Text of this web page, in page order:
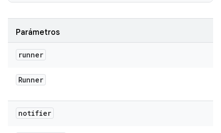
Parámetros
runner
Runner
notifier